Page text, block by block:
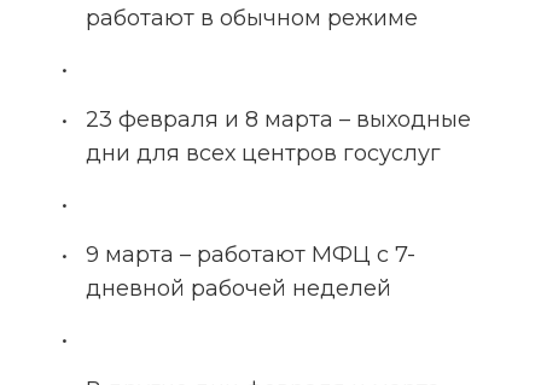
работают в обычном режиме
23 февраля и 8 марта – выходные
дни для всех центров госуслуг
9 марта – работают МФЦ с 7-
дневной рабочей неделей